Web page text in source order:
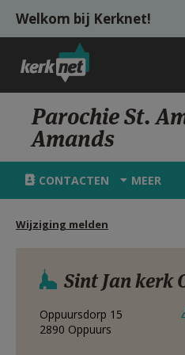
Overslaan en naar de inhoud
Welkom bij Kerknet!
KERK
VIERINGEN
HULP
MIJN PAROCHIE
AANMELDEN OF
Parochie St.
Amands
CONTACTEN MEER
Wijziging melden
Sint Jan kerk
Oppuursdorp 15
2890 Oppuurs